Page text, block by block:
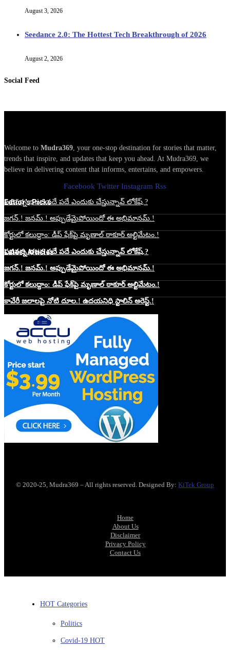
August 3, 2026
Seedance 2.0: The Hottest Tech Breakthrough of 2026
August 2, 2026
Social Feed
Welcome to Mudra369 , your one-stop destination for stories that matter,
trends that inspire, and updates that keep you ahead. At Mudra369, we
believe in delivering content that informs, entertains, and empowers.
Facebook Twitter Instagram Rss
Edtior's Picks
పవనన్న భజన పదే పదే ఎందుకు చేస్తున్నావ్ లోకేష్.?
జగన్.! జనమ్.! అప్పుడేమైపోయిందో ఈ అభిమానమ్.!
కోర్టులో కలుద్దాం: డీప్ ఫేక్‌పై మృణాల్ ఠాకూర్ అల్టిమేటం.!
Latest Articles
పవనన్న భజన పదే పదే ఎందుకు చేస్తున్నావ్ లోకేష్.?
జగన్.! జనమ్.! అప్పుడేమైపోయిందో ఈ అభిమానమ్.!
కోర్టులో కలుద్దాం: డీప్ ఫేక్‌పై మృణాల్ ఠాకూర్ అల్టిమేటం.!
కావేరీ జలాలపై నోటి దూల.! ఉదయనిధి స్టాలిన్ అరెస్ట్.!
Website Hosting Sponser
© 2020-25, Mudra369 – All rights reserved. Designed By: KiTek Group
Home
About Us
Disclaimer
Privacy Policy
Contact Us
HOT Categories
Politics
Covid-19 HOT